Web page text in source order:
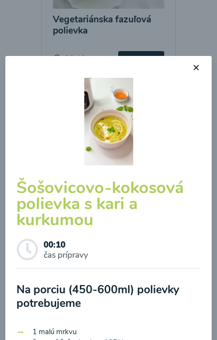
Vegetariánska fazuľová
polievka
00:10 Zobraziť
Zeleninová klasik polievka
00:10
Šošovicovo-kokosová
polievka s kari a
kurkumou
00:10
čas prípravy
Na porciu (450-600ml) polievky
potrebujeme
1 malú mrkvu
Odber noviniek a akcií
spracovaním osobných údajov pre účely